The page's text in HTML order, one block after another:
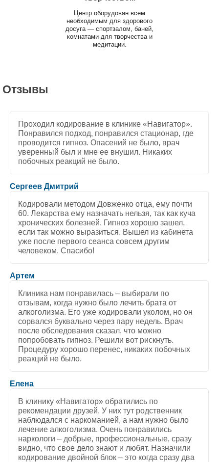
Центр оборудован всем
необходимым для здорового
досуга — спортзалом, баней,
комнатами для творчества и
медитации.
Отзывы
Проходил кодирование в клинике «Навигатор».
Понравился подход, понравился стационар, где
проводится гипноз. Опасений не было, врач
уверенный был и мне ее внушил. Никаких
побочных реакций не было.
Сергеев Дмитрий
Кодировали методом Довженко отца, ему почти
60. Лекарства ему назначать нельзя, так как куча
хронических болезней. Гипноз хорошо зашел,
если так можно выразиться. Вышел из кабинета
уже после первого сеанса совсем другим
человеком. Спасибо!
Артем
Клиника нам понравилась – выбирали по
отзывам, когда нужно было лечить брата от
алкоголизма. Его уже кодировали уколом, но он
сорвался буквально через пару недель. Врач
после обследования сказал, что можно
попробовать гипноз. Решили вот рискнуть.
Процедуру хорошо перенес, никаких побочных
реакций не было.
Елена
В клинику «Навигатор» обратились по
рекомендации друзей. У них тут родственник
наблюдался с наркоманией, а нам нужно было
лечение алкоголизма. Очень понравились
наркологи – добрые, профессиональные, сразу
видно, что свое дело знают и любят. Назначили
кодирование двойной блок – это когда сразу два